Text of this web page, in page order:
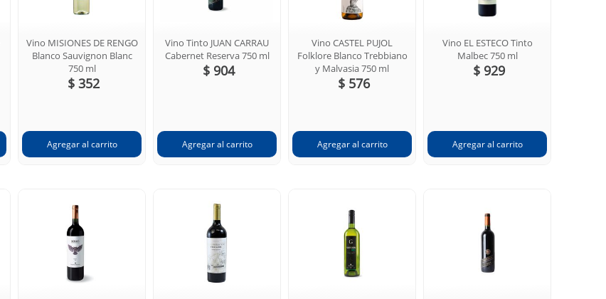
Vino MISIONES DE RENGO
Blanco Sauvignon Blanc
750 ml
$ 352
Vino Tinto JUAN CARRAU
Cabernet Reserva 750 ml
$ 904
Vino CASTEL PUJOL
Folklore Blanco Trebbiano
y Malvasia 750 ml
$ 576
Vino EL ESTECO Tinto
Malbec 750 ml
$ 929